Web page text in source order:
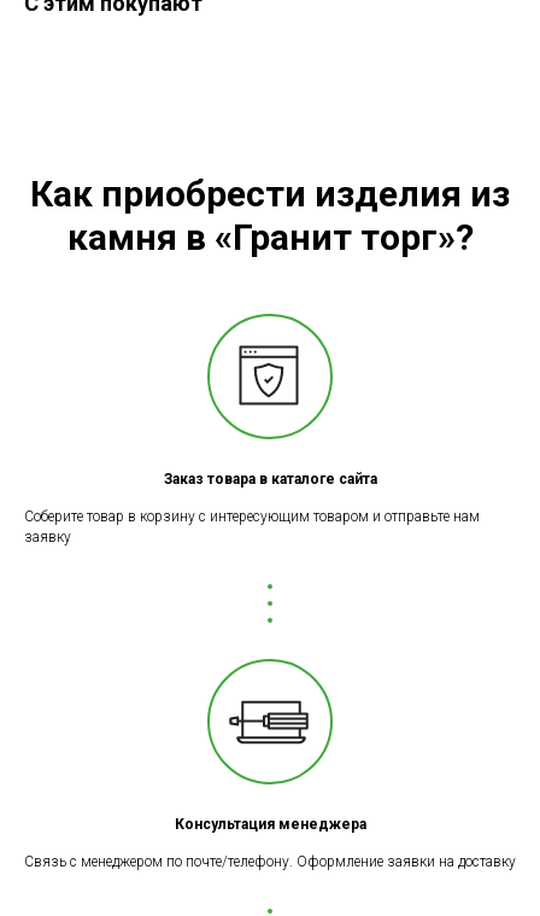
Как приобрести изделия из
камня в «Гранит торг»?
Заказ товара в каталоге сайта
Соберите товар в корзину с интересующим товаром и отправьте нам
заявку
Консультация менеджера
Связь с менеджером по почте/телефону. Оформление заявки на доставку